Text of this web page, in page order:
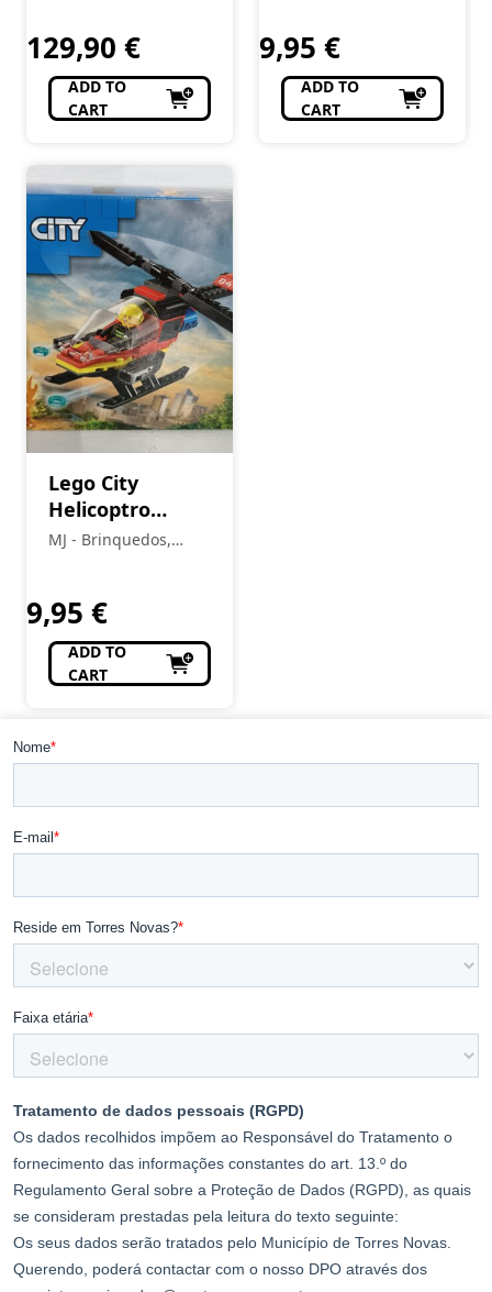
129,90 €
ADD TO
CART
9,95 €
ADD TO
CART
Lego City
Helicoptro
Bombeiros
MJ - Brinquedos,
9,95 €
ADD TO
CART